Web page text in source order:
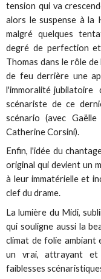
tension qui va
alors le suspense à la
malgré quelques
degré de perfection
Thomas dans le rôle
de feu derrière une
l'immoralité jubilatoire
scénariste de ce
scénario (avec
Catherine Corsini).
Enfin, l'idée du
original qui devient un
à leur immatérielle et
clef du drame.
La lumière du Midi,
qui souligne aussi la
climat de folie
un vrai, attrayant et
faiblesses